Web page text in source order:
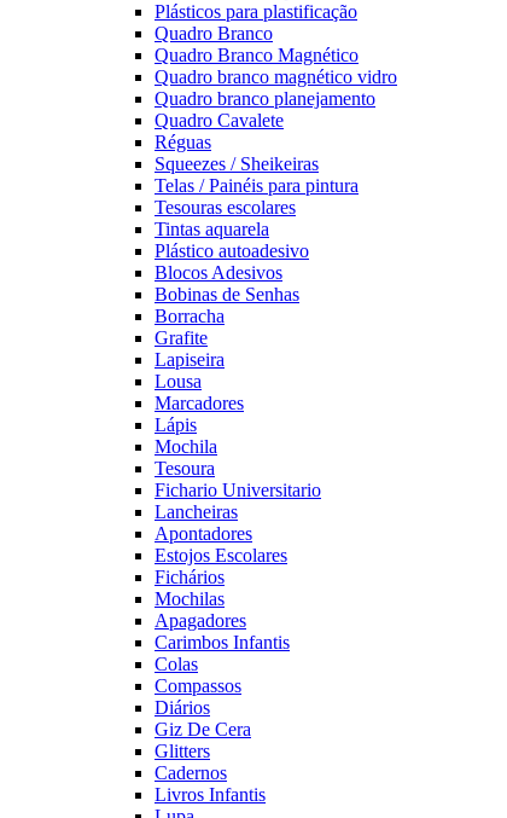
Plásticos para plastificação
Quadro Branco
Quadro Branco Magnético
Quadro branco magnético vidro
Quadro branco planejamento
Quadro Cavalete
Réguas
Squeezes / Sheikeiras
Telas / Painéis para pintura
Tesouras escolares
Tintas aquarela
Plástico autoadesivo
Blocos Adesivos
Bobinas de Senhas
Borracha
Grafite
Lapiseira
Lousa
Marcadores
Lápis
Mochila
Tesoura
Fichario Universitario
Lancheiras
Apontadores
Estojos Escolares
Fichários
Mochilas
Apagadores
Carimbos Infantis
Colas
Compassos
Diários
Giz De Cera
Glitters
Cadernos
Livros Infantis